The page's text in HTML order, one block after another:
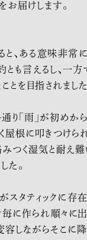
届けします。
と、ある意味非常
も言えるし、一
と を目指されまし
り「雨」が初めか
屋根に叩きつけら
つく湿気と耐え難
た。
スタティックに存
に作られ順々に出
しながらそこに降